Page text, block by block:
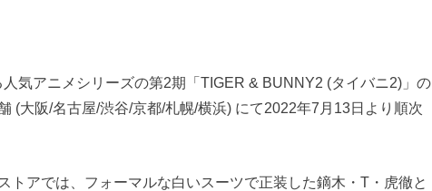
気アニメシリーズの第2期「TIGER & BUNNY2 (タイバニ2)」の
(大阪/名古屋/渋谷/京都/札幌/横浜) にて2022年7月13日より順次
トアでは、フォーマルな白いスーツで正装した鏑木・T・虎徹と